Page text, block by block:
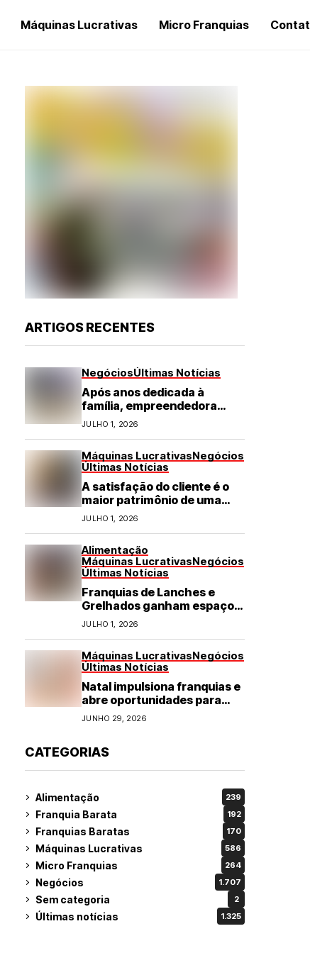
Máquinas Lucrativas Micro Franquias
ARTIGOS RECENTES
NegóciosÚltimas Notícias
Após anos dedicada à
família, empreendedora
transforma franquia de
turismo em negócio de
JULHO 1, 2026
Máquinas LucrativasNegócios
Últimas Notícias
A satisfação do cliente é o
maior patrimônio de uma
franquia
JULHO 1, 2026
Alimentação
Máquinas LucrativasNegócios
Últimas Notícias
Franquias de Lanches e
Grelhados ganham espaço
com demanda por refeições
rápidas e de qualidade
JULHO 1, 2026
Máquinas LucrativasNegócios
Últimas Notícias
Natal impulsiona franquias e
abre oportunidades para
diversos segmentos do
JUNHO 29, 2026
CATEGORIAS
Alimentação 239
Franquia Barata 192
Franquias Baratas 170
Máquinas Lucrativas 586
Micro Franquias 264
Negócios 1.707
Sem categoria 2
Últimas notícias 1.325